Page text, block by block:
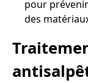
pour
des